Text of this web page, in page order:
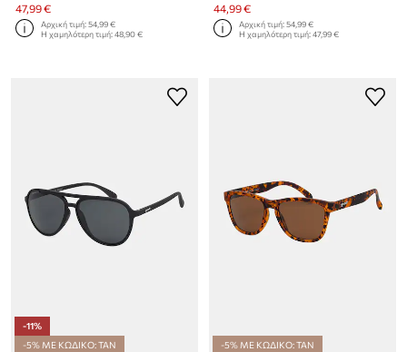
47,99 €
Αρχική τιμή:54,99 €
Η χαμηλότερη τιμή:48,90 €
44,99 €
Αρχική τιμή:54,99 €
Η χαμηλότερη τιμή:47,99 €
-11%
-5% ΜΕ ΚΩΔΙΚΟ: TAN
-5% ΜΕ ΚΩΔΙΚΟ: TAN